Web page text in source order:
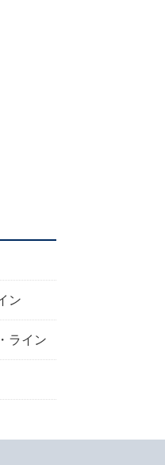
ン
ライン